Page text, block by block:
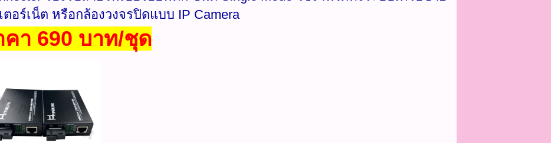
ตอร์เน็ต หรือกล้องวงจรปิดแบบ IP Camera
คา 690 บาท/ชุด